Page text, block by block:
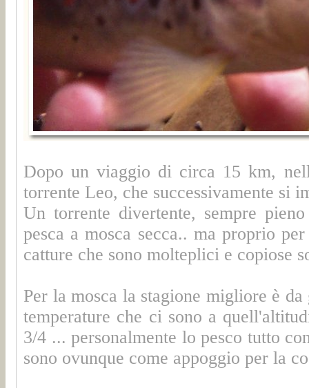
Dopo un viaggio di circa 15 km,
torrente Leo, che successivamente si
Un torrente divertente, sempre
pesca a mosca secca.. ma proprio
catture che sono molteplici e copiose
Per la mosca la stagione migliore è
temperature che ci sono a
3/4 ... personalmente lo pesco tutto
sono ovunque come appoggio per la